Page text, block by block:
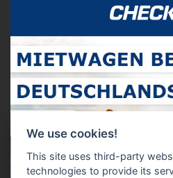
We use cookies!
This site uses third-party
technologies to provide its